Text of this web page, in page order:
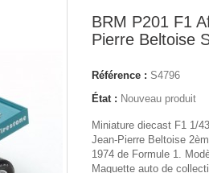
BRM P201 F1
Pierre Beltoise
Référence : S4796
État : Nouveau produit
Miniature diecast F1 1/
Jean-Pierre Beltoise
1974 de Formule 1.
Maquette auto de